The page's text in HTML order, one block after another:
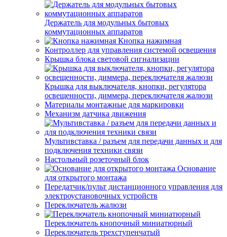
Держатель для модульных бытовых
коммутационных аппаратов
Кнопка нажимная
Контроллер для управления системой освещения
Крышка блока световой сигнализации
Крышка для выключателя, кнопки, регулятора
освещенности, диммера, переключателя жалюзи
Материалы монтажные для маркировки
Механизм датчика движения
Мультивставка / разъем для передачи данных и для
подключения техники связи
Настольный розеточный блок
Основание
для открытого монтажа
Передатчик/пульт дистанционного управления для
электроустановочных устройств
Переключатель жалюзи
Переключатель кнопочный миниатюрный
Переключатель трехступенчатый